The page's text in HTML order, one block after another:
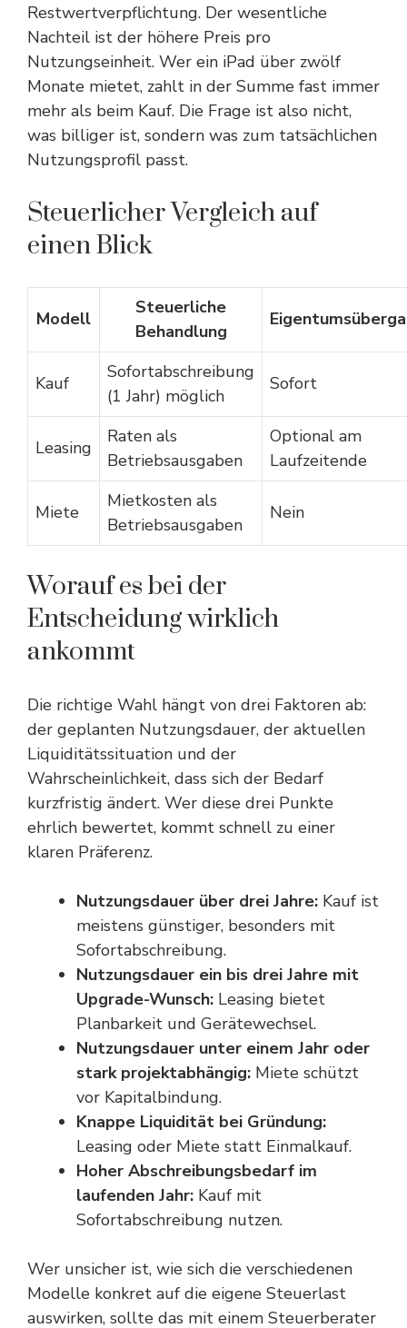
Restwertverpflichtung. Der wesentliche
Nachteil ist der höhere Preis pro
Nutzungseinheit. Wer ein iPad über zwölf
Monate mietet, zahlt in der Summe fast immer
mehr als beim Kauf. Die Frage ist also nicht,
was billiger ist, sondern was zum tatsächlichen
Nutzungsprofil passt.
Steuerlicher Vergleich auf
einen Blick
Modell
Steuerliche
Behandlung
Kauf
Sofortabschreibung
(1 Jahr) möglich
Sofort
Leasing
Raten als
Betriebsausgaben
Optional am
Laufzeitende
Miete
Mietkosten als
Betriebsausgaben
Nein
Worauf es bei der
Entscheidung wirklich
ankommt
Die richtige Wahl hängt von drei Faktoren ab:
der geplanten Nutzungsdauer, der aktuellen
Liquiditätssituation und der
Wahrscheinlichkeit, dass sich der Bedarf
kurzfristig ändert. Wer diese drei Punkte
ehrlich bewertet, kommt schnell zu einer
klaren Präferenz.
Nutzungsdauer über drei Jahre: Kauf ist
meistens günstiger, besonders mit
Sofortabschreibung.
Nutzungsdauer ein bis drei Jahre mit
Upgrade-Wunsch: Leasing bietet
Planbarkeit und Gerätewechsel.
Nutzungsdauer unter einem Jahr oder
stark projektabhängig: Miete schützt
vor Kapitalbindung.
Knappe Liquidität bei Gründung:
Leasing oder Miete statt Einmalkauf.
Hoher Abschreibungsbedarf im
laufenden Jahr: Kauf mit
Sofortabschreibung nutzen.
Wer unsicher ist, wie sich die verschiedenen
Modelle konkret auf die eigene Steuerlast
auswirken, sollte das mit einem Steuerberater